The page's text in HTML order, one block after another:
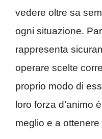
vedere oltre sa
ogni situazione.
rappresenta
operare scelte
proprio modo di
loro forza d’animo
meglio e a